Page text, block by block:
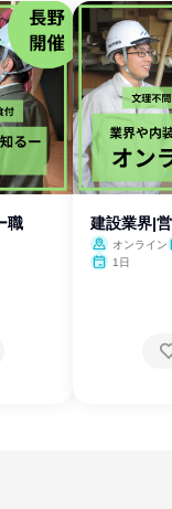
職 建設業界|
オンライン
1日